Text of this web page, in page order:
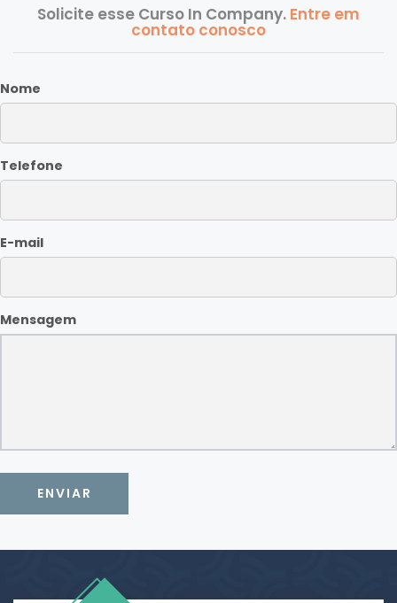
Solicite esse Curso In Company. Entre em
contato conosco
Nome
Telefone
E-mail
Mensagem
ENVIAR